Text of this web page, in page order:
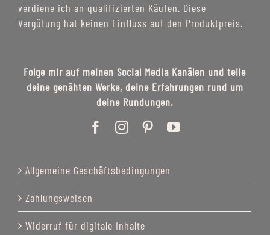
verdiene ich an qualifizierten Käufen. Diese
Vergütung hat keinen Einfluss auf den Produktpreis.
Folge mir auf meinen Social Media Kanälen und teile
deine genähten Werke, deine Erfahrungen rund um
deine Rundungen.
Allgemeine Geschäftsbedingungen
Zahlungsweisen
Widerruf für digitale Inhalte